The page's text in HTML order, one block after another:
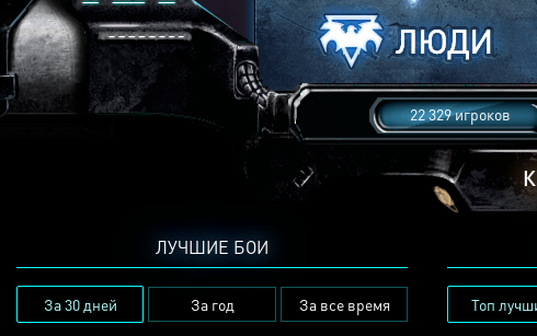
22 329 игроков
ЛУЧШИЕ БОИ
За 30 дней За год За все время Топ